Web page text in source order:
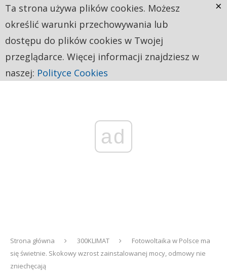
ad
Strona główna 300KLIMAT
Fotowoltaika w Polsce ma
się świetnie. Skokowy wzrost zainstalowanej mocy, odmowy nie
zniechęcają
Ta strona używa plików cookies. Możesz
określić warunki przechowywania lub
dostępu do plików cookies w Twojej
przeglądarce. Więcej informacji znajdziesz w
naszej: Polityce Cookies
×